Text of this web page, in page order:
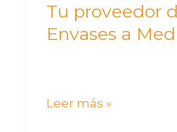
Tu proveedor
Envases a
Leer más »